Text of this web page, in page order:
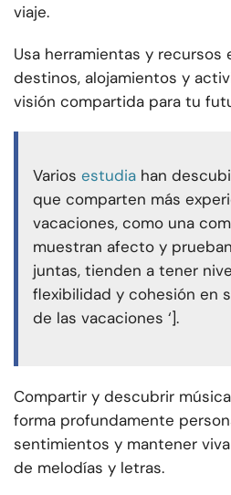
viaje.
Usa herramientas y recursos
destinos, alojamientos y
visión compartida para tu
Varios estudia han
que comparten más
vacaciones, como una
muestran afecto y
juntas, tienden a tener
flexibilidad y cohesión en
de las vacaciones ‘].
Compartir y descubrir
forma profundamente
sentimientos y mantener
de melodías y letras.